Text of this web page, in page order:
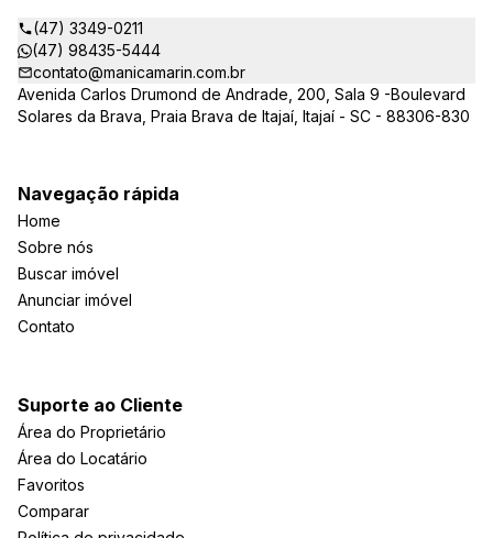
(47) 3349-0211
(47) 98435-5444
contato@manicamarin.com.br
Avenida Carlos Drumond de Andrade, 200, Sala 9 -Boulevard
Solares da Brava, Praia Brava de Itajaí, Itajaí - SC - 88306-830
Navegação rápida
Home
Sobre nós
Buscar imóvel
Anunciar imóvel
Contato
Suporte ao Cliente
Área do Proprietário
Área do Locatário
Favoritos
Comparar